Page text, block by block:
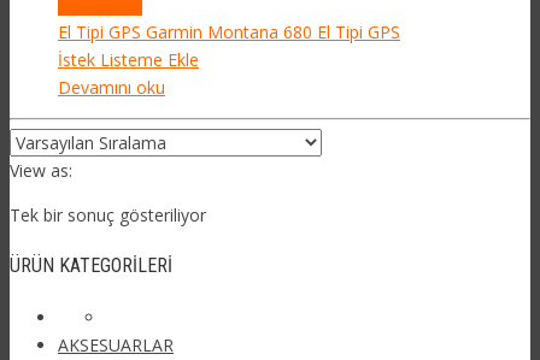
El Tipi GPS Garmin Montana 680 El Tipi GPS
İstek Listeme Ekle
Devamını oku
View as:
Tek bir sonuç gösteriliyor
ÜRÜN KATEGORILERI
AKSESUARLAR